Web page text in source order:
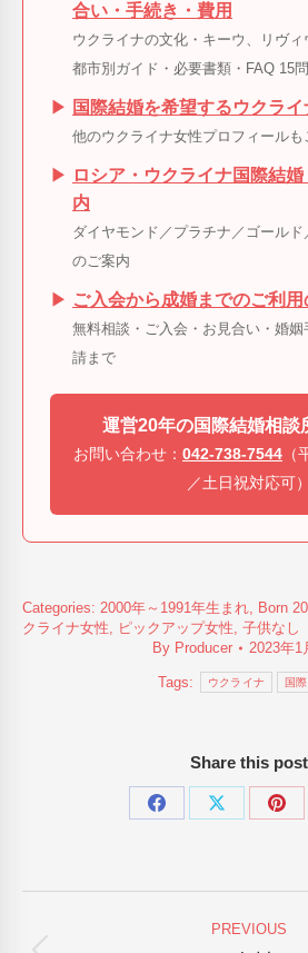
合い・手続き・費用
ウクライナの文化・キーウ、リヴ
都市別ガイド・必要書類・FAQ 15
▶ 国際結婚を希望するウクラ
他のウクライナ女性プロフィールも
▶ ロシア・ウクライナ国際結
内
ダイヤモンド／プラチナ／ゴール
のご案内
▶ ご入会から成婚までのご利用
無料相談・ご入会・お見合い・婚姻
請まで
運営20年の国際結婚相
お問い合わせ： 042-738-7544
／土日祝対応可）
Categories: 2000年～1991年生まれ, Born
クライナ女性, ピックアップ女性, 子供なし
By Producer 2023年1
Tags: ウクライナ 国
Share this post
Share
Share
PREVIOUS